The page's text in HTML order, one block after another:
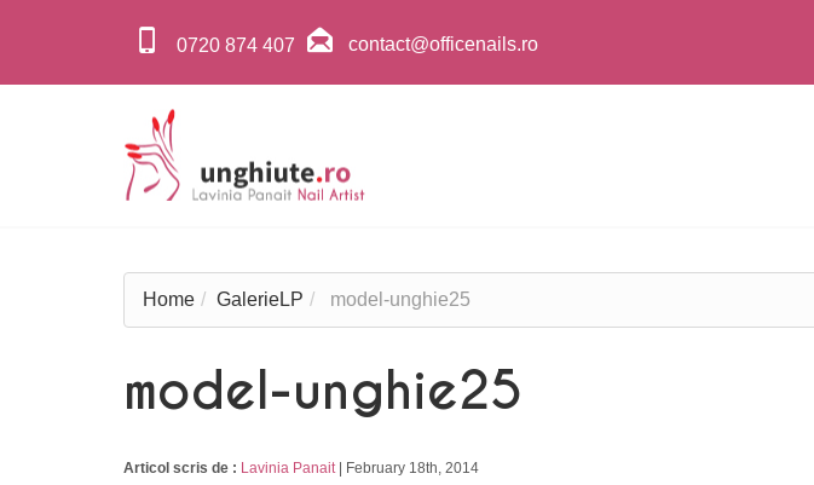
0720 874 407 contact@officenails.ro
Home GalerieLP model-unghie25
model-unghie25
Articol scris de : Lavinia Panait| February 18th, 2014